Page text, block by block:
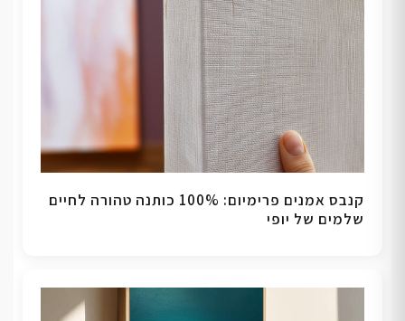
קנבס אמנים פרימיום: 100% כותנה טהורה לחיים
שלמים של יופי